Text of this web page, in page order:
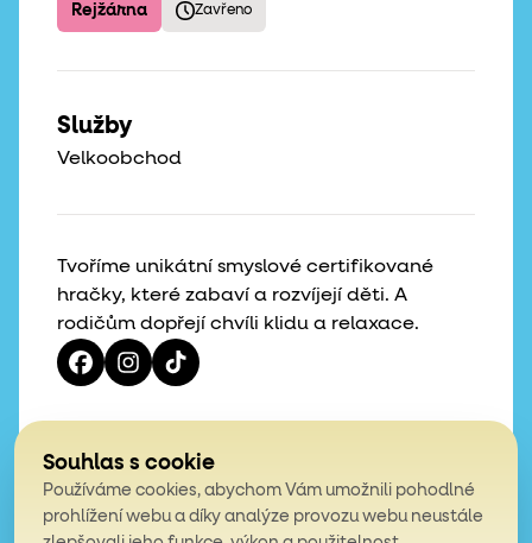
Tvoříme unikátní smyslové certifikované
hračky, které zabaví a rozvíjejí děti. A
rodičům dopřejí chvíli klidu a relaxace.
Rejžárna Zavřeno
Služby
Velkoobchod
4,9
Souhlas s cookie
Používáme cookies, abychom Vám umožnili pohodlné
prohlížení webu a díky analýze provozu webu neustále